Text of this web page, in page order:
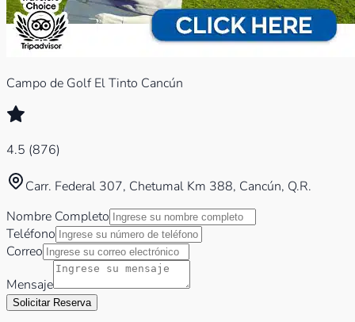
Campo de Golf El Tinto Cancún
4.5 (876)
Carr. Federal 307, Chetumal Km 388, Cancún, Q.R.
Nombre Completo
Teléfono
Correo
Mensaje
Solicitar Reserva